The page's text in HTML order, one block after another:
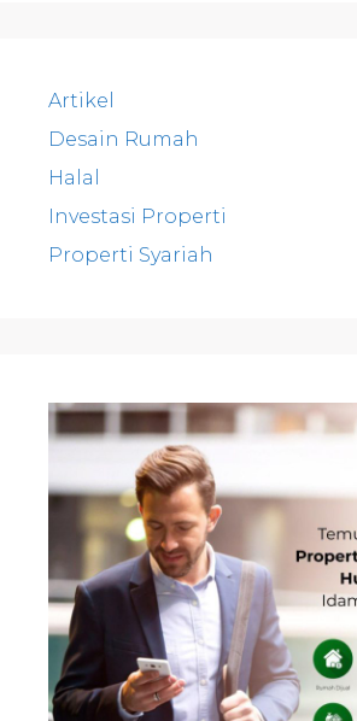
Artikel
Desain Rumah
Halal
Investasi Properti
Properti Syariah